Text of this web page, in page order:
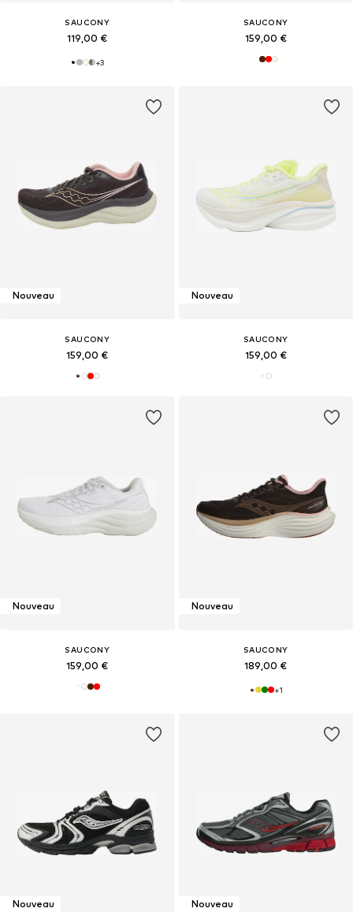
SAUCONY
119,00 €
+3
SAUCONY
159,00 €
Nouveau
SAUCONY
159,00 €
Nouveau
SAUCONY
159,00 €
Nouveau
SAUCONY
159,00 €
Nouveau
SAUCONY
189,00 €
+1
Nouveau Nouveau